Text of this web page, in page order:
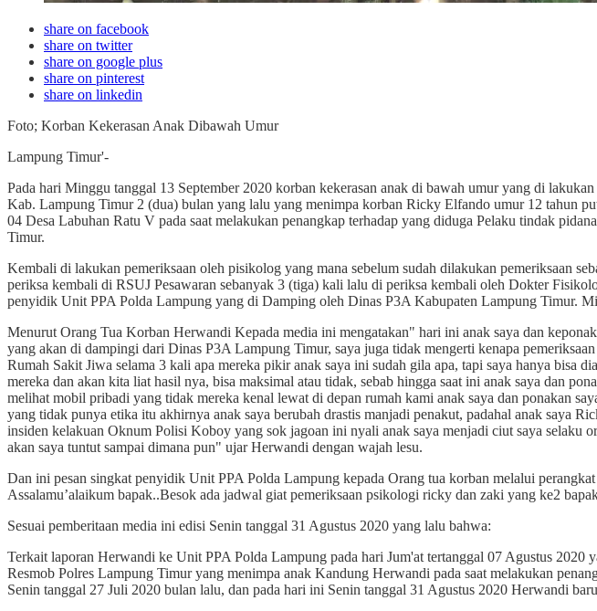
share on facebook
share on twitter
share on google plus
share on pinterest
share on linkedin
Foto; Korban Kekerasan Anak Dibawah Umur
Lampung Timur'-
Pada hari Minggu tanggal 13 September 2020 korban kekerasan anak di bawah umur yang di
Kab. Lampung Timur 2 (dua) bulan yang lalu yang menimpa korban Ricky Elfando umur 12 tahun
04 Desa Labuhan Ratu V pada saat melakukan penangkap terhadap yang diduga Pelaku tindak
Timur.
Kembali di lakukan pemeriksaan oleh pisikolog yang mana sebelum sudah dilakukan pemeriksaan
periksa kembali di RSUJ Pesawaran sebanyak 3 (tiga) kali lalu di periksa kembali oleh Dokter
penyidik Unit PPA Polda Lampung yang di Damping oleh Dinas P3A Kabupaten Lampung Timur.
Menurut Orang Tua Korban Herwandi Kepada media ini mengatakan" hari ini anak saya dan
yang akan di dampingi dari Dinas P3A Lampung Timur, saya juga tidak mengerti kenapa
Rumah Sakit Jiwa selama 3 kali apa mereka pikir anak saya ini sudah gila apa, tapi saya hanya bisa
mereka dan akan kita liat hasil nya, bisa maksimal atau tidak, sebab hingga saat ini anak saya dan
melihat mobil pribadi yang tidak mereka kenal lewat di depan rumah kami anak saya dan ponakan
yang tidak punya etika itu akhirnya anak saya berubah drastis manjadi penakut, padahal anak saya
insiden kelakuan Oknum Polisi Koboy yang sok jagoan ini nyali anak saya menjadi ciut saya selaku
akan saya tuntut sampai dimana pun" ujar Herwandi dengan wajah lesu.
Dan ini pesan singkat penyidik Unit PPA Polda Lampung kepada Orang tua korban melalui
Assalamu’alaikum bapak..Besok ada jadwal giat pemeriksaan psikologi ricky dan zaki yang ke2
Sesuai pemberitaan media ini edisi Senin tanggal 31 Agustus 2020 yang lalu bahwa:
Terkait laporan Herwandi ke Unit PPA Polda Lampung pada hari Jum'at tertanggal 07 Agustus
Resmob Polres Lampung Timur yang menimpa anak Kandung Herwandi pada saat melakukan
Senin tanggal 27 Juli 2020 bulan lalu, dan pada hari ini Senin tanggal 31 Agustus 2020 Herwandi